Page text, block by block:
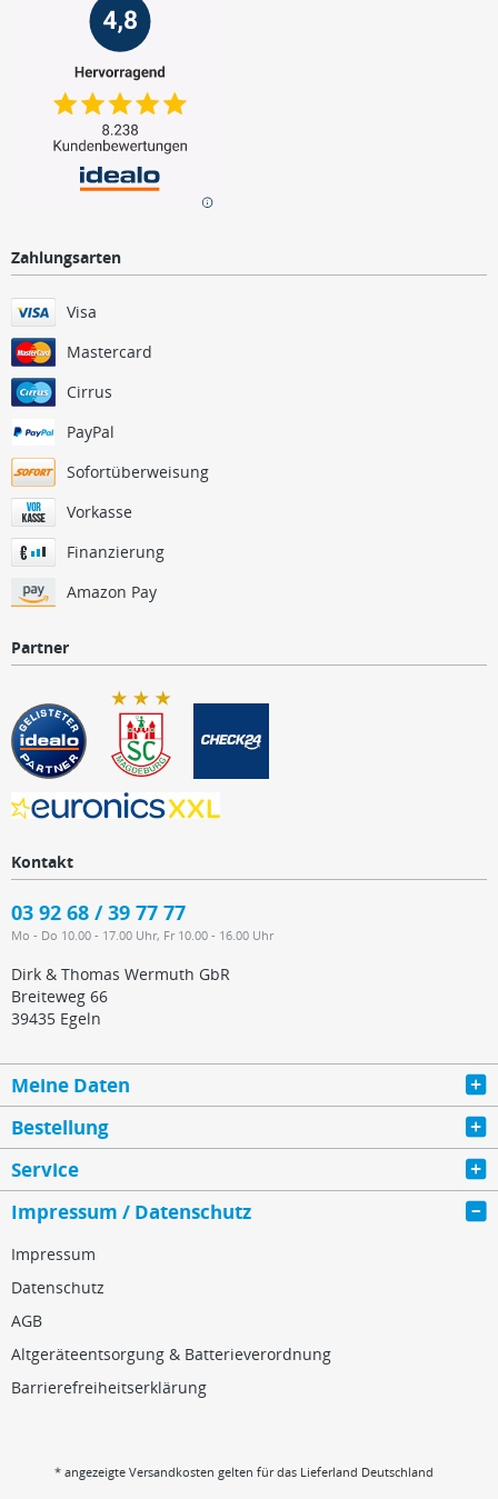
Zahlungsarten
Visa
Mastercard
Cirrus
PayPal
Sofortüberweisung
Vorkasse
Finanzierung
Amazon Pay
Partner
Kontakt
03 92 68 / 39 77 77
Mo - Do 10.00 - 17.00 Uhr, Fr 10.00 - 16.00 Uhr
Dirk & Thomas Wermuth GbR
Breiteweg 66
39435 Egeln
Meine Daten
Bestellung
Service
Impressum / Datenschutz
Impressum
Datenschutz
AGB
Altgeräteentsorgung & Batterieverordnung
Barrierefreiheitserklärung
* angezeigte Versandkosten gelten für das Lieferland Deutschland